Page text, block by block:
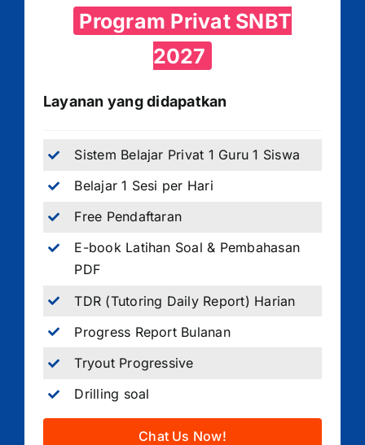
Program Privat SNBT
2027
Layanan yang didapatkan
Sistem Belajar Privat 1 Guru 1 Siswa
Belajar 1 Sesi per Hari
Free Pendaftaran
E-book Latihan Soal & Pembahasan
PDF
TDR (Tutoring Daily Report) Harian
Progress Report Bulanan
Tryout Progressive
Drilling soal
Chat Us Now!